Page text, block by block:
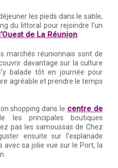
les pieds dans le sable,
du littoral pour rejoindre l’un
de La Réunion.
marchés réunionnais sont de
davantage sur la culture
balade tôt en journée pour
agréable et prendre le temps
shopping dans le centre de
les principales boutiques
pas les samoussas de Chez
ensuite sur l’esplanade
avec sa jolie vue sur le Port, la